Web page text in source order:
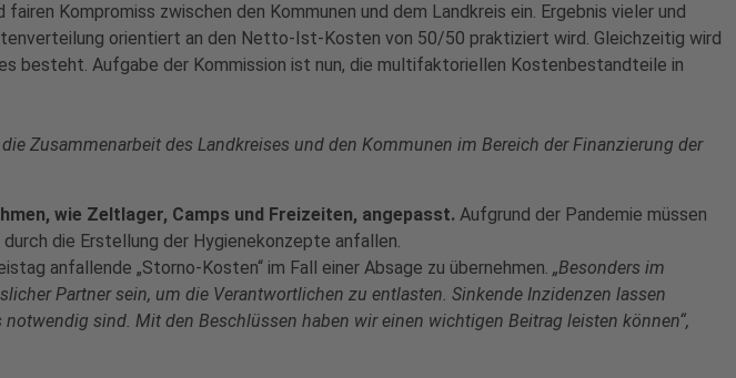
Kompromiss zwischen den Kommunen und dem Landkreis ein. Ergebnis vieler und
orientiert an den Netto-Ist-Kosten von 50/50 praktiziert wird. Gleichzeitig wird
besteht. Aufgabe der Kommission ist nun, die multifaktoriellen Kostenbestandteile in
Zusammenarbeit des Landkreises und den Kommunen im Bereich der Finanzierung der
wie Zeltlager, Camps und Freizeiten, angepasst. Aufgrund der Pandemie müssen
die Erstellung der Hygienekonzepte anfallen.
anfallende „Storno-Kosten“ im Fall einer Absage zu übernehmen. „Besonders im
Partner sein, um die Verantwortlichen zu entlasten. Sinkende Inzidenzen lassen
sind. Mit den Beschlüssen haben wir einen wichtigen Beitrag leisten können“,